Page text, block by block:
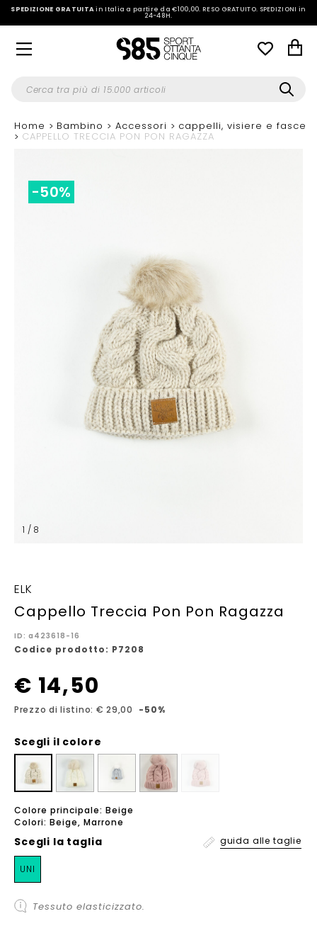
SPEDIZIONE GRATUITAin Italia a partire da €100,00.RESO GRATUITO. SPEDIZIONI in
24-48H.
Home Bambino Accessori cappelli, visiere e fasce
CAPPELLO TRECCIA PON PON RAGAZZA
1 / 8
-50%
ELK
Cappello Treccia Pon Pon Ragazza
ID: a423618-16
Codice prodotto: P7208
€ 14,50
Prezzo di listino: € 29,00 -50%
Scegli il colore
Colore principale: Beige
Colori: Beige, Marrone
Scegli la taglia guida alle taglie
UNI
Tessuto elasticizzato.